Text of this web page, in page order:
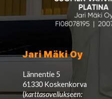
Jari Mäki Oy
Lännentie 5
61330 Koskenkorva
(karttasovellukseen: